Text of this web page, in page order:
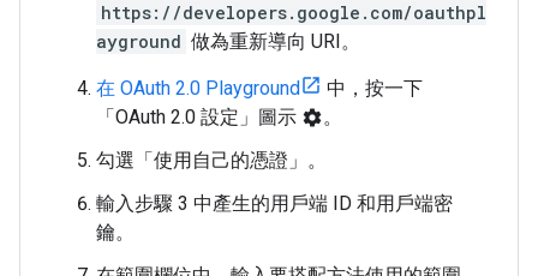
https://developers.google.com/oauthpl
ayground 做為重新導向 URI。
在 OAuth 2.0 Playground
中，按一下
「OAuth 2.0 設定」 圖示 settings。
勾選「使用自己的憑證」 。
輸入步驟 3 中產生的用戶端 ID 和用戶端密
鑰。